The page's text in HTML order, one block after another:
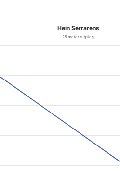
Hein Serrarens
25 meter rugslag